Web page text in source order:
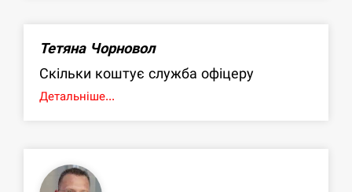
Тетяна Чорновол
Скільки коштує служба офіцеру
Детальніше...